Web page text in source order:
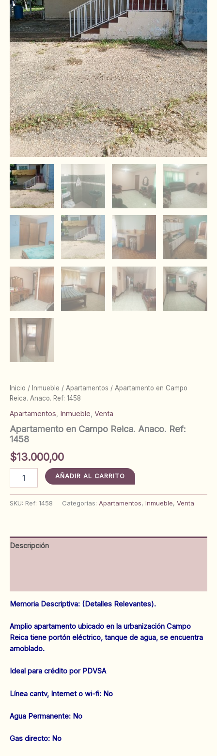
Inicio / Inmueble / Apartamentos / Apartamento en Campo
Reica. Anaco. Ref: 1458
Apartamentos, Inmueble, Venta
Apartamento en Campo Reica. Anaco. Ref:
1458
$13.000,00
Apartamento
Reica.
cantidad
AÑADIR AL CARRITO
SKU: Ref: 1458 Categorías: Apartamentos, Inmueble, Venta
Descripción
Memoria Descriptiva: (Detalles Relevantes).
Amplio apartamento ubicado en la urbanización Campo
Reica tiene portón eléctrico, tanque de agua, se encuentra
amoblado.
Ideal para crédito por PDVSA
Línea cantv, Internet o wi-fi: No
‌Agua Permanente: No
‌Gas directo: No